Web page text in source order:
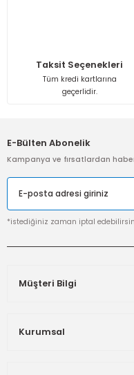
Taksit Seçenekleri
Tüm kredi kartlarına
geçerlidir.
E-Bülten Abonelik
Kampanya ve fırsatlardan
*istediğiniz zaman iptal
Müşteri Bilgi
Kurumsal